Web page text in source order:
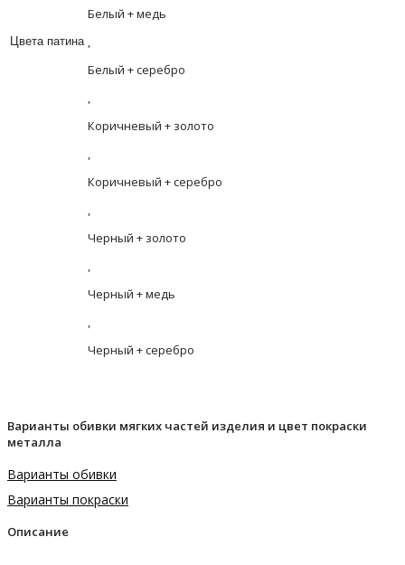
Цвета патина
Белый + медь
,
Белый + серебро
,
Коричневый + золото
,
Коричневый + серебро
,
Черный + золото
,
Черный + медь
,
Черный + серебро
Варианты обивки мягких частей изделия и цвет покраски
металла
Варианты обивки
Варианты покраски
Описание